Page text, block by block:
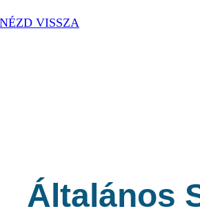
VISSZA
Általános